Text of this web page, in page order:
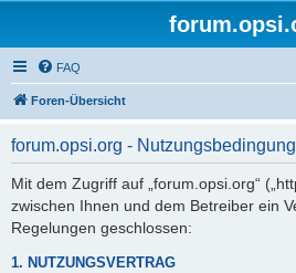
FAQ
Foren-Übersicht
forum.opsi.org -
Mit dem Zugriff auf „forum.opsi.org“
zwischen Ihnen und dem Betreiber ein
Regelungen geschlossen:
1. NUTZUNGSVERTRAG